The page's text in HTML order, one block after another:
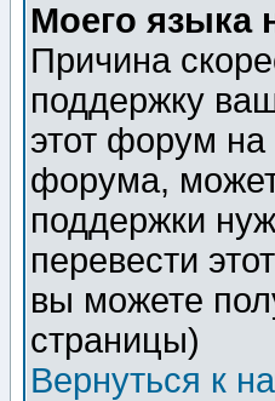
Моего языка
Причина
поддержку
этот форум на
форума,
поддержки
перевести
вы можете
страницы)
Вернуться к